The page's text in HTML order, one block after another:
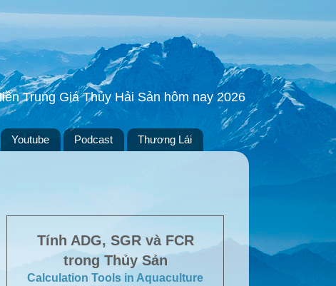
Trung Giá Thủy Hải Sản hôm nay 2026
Youtube Podcast Thương Lái
Tính ADG, SGR và FCR
trong Thủy Sản
Calculation Tools in Aquaculture